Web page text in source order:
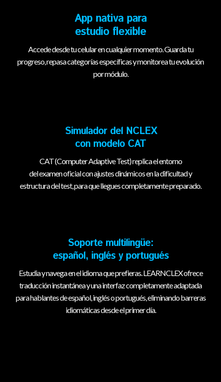
App nativa para
estudio flexible
Accede desde tu celular en cualquier momento. Guarda tu
progreso, repasa categorías específicas y monitorea tu evolución
por módulo.
Simulador del NCLEX
con modelo CAT
CAT (Computer Adaptive Test) replica el entorno
del examen oficial con ajustes dinámicos en la dificultad y
estructura del test, para que llegues completamente preparado.
Soporte multilingüe:
español, inglés y portugués
Estudia y navega en el idioma que prefieras. LEARNCLEX ofrece
traducción instantánea y una interfaz completamente adaptada
para hablantes de español, inglés o portugués, eliminando barreras
idiomáticas desde el primer día.